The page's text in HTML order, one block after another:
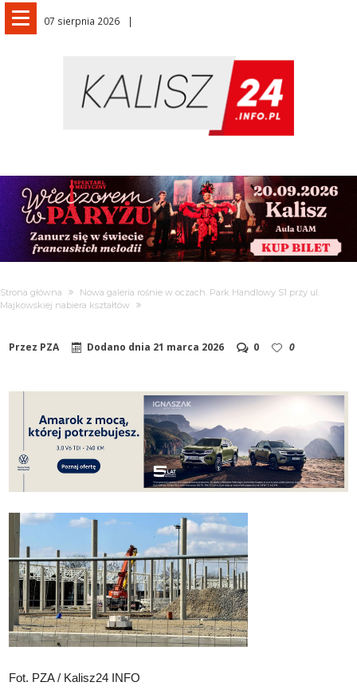
07 sierpnia 2026
Strona główna
Nowa galeria rośnie w oczach. Park Handlowy S1 przy ul.
Majkowskiej nabiera kształtów
Przez PZA Dodano dnia 21 marca 2026 0 0
Fot. PZA / Kalisz24 INFO